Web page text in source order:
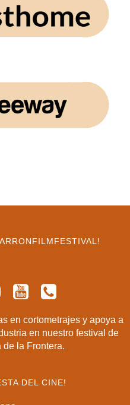
en cortometrajes y apoya a
en nuestro festival de
la Frontera.
DEL CINE!